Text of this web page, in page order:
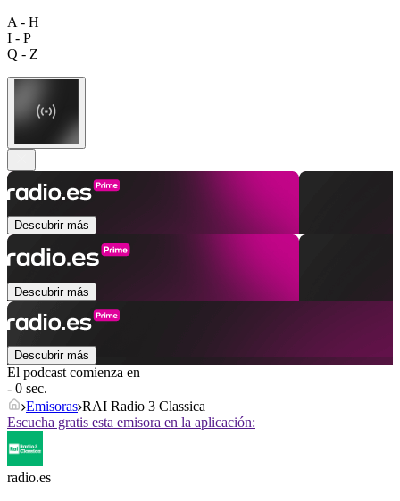
A - H
I - P
Q - Z
Descubrir más
Descubrir más
Descubrir más
El podcast comienza en
- 0 sec.
Emisoras RAI Radio 3 Classica
Escucha gratis esta emisora en la aplicación:
radio.es